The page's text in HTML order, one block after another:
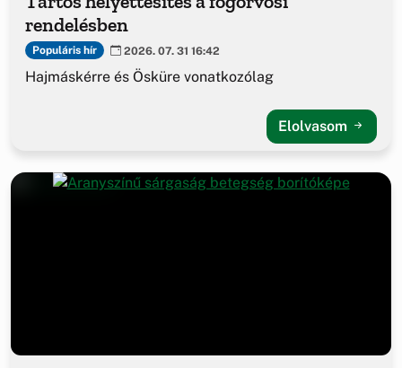
rendelésben
Populáris hír 2026. 07. 31 16:42
Hajmáskérre és Ösküre vonatkozólag
Elolvasom